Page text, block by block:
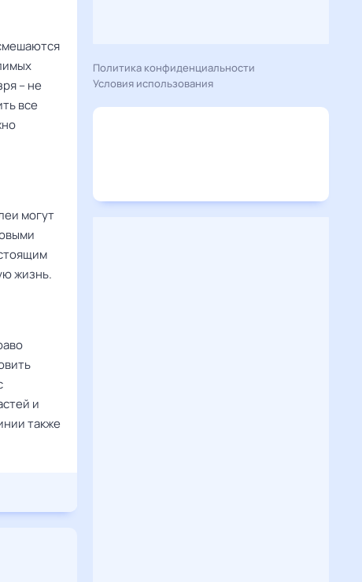
– не
все
могут
жизнь.
и
также
Политика конфиденциальности
Условия использования